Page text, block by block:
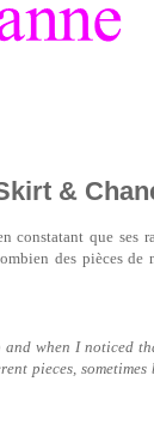
&
que ses
des pièces de
when I noticed
pieces, sometimes